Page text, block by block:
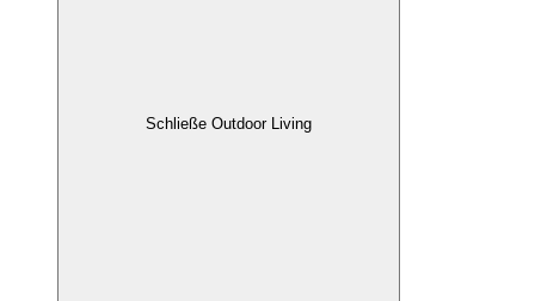
Schließe Outdoor Living